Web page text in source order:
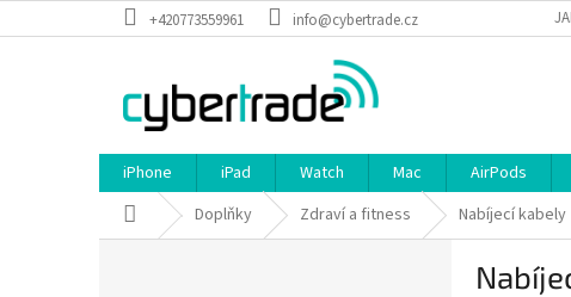
na
+420773559961 info@cybertrade.cz
iPhone iPad Watch Mac AirPods
Domů Doplňky Zdraví a fitness Nabíjecí kabely